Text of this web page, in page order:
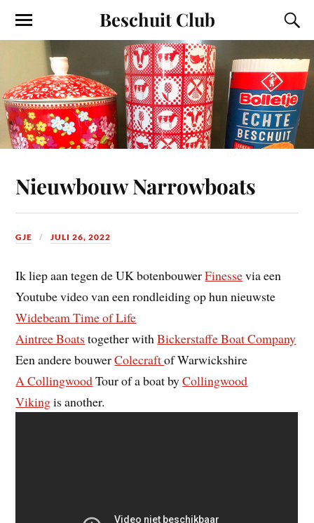
Beschuit Club
Nieuwbouw Narrowboats
GJE JULI 26, 2022
Ik liep aan tegen de UK botenbouwerFinessevia een
Youtube video van een rondleiding op hun nieuwste
Widebeam Time of Life
Aintree Boats together withBickerstaffe Boat Company
Een andere bouwerColecraftof Warwickshire
A CollingwoodTour of a boat byCollingwood
Vikingis another.